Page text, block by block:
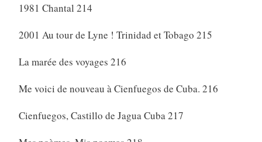
1981 Chantal 214
2001 Au tour de Lyne ! Trinidad et Tobago 215
La marée des voyages 216
Me voici de nouveau à Cienfuegos de Cuba. 216
Cienfuegos, Castillo de Jagua Cuba 217